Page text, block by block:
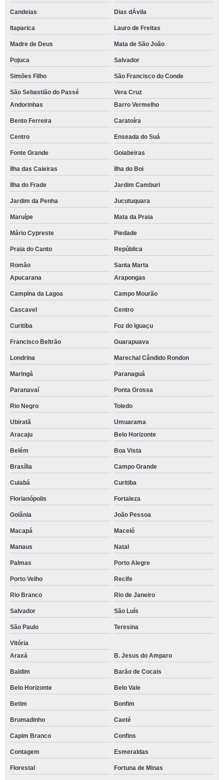
Candeias Dias dÁvila
Itaparica Lauro de Freitas
Madre de Deus Mata de São João
Pojuca Salvador
Simões Filho São Francisco do Conde
São Sebastião do Passé
Vera Cruz
Andorinhas
Barro Vermelho
Bento Ferreira Caratoíra
Centro Enseada do Suá
Fonte Grande Goiabeiras
Ilha das Caieiras Ilha do Boi
Ilha do Frade Jardim Camburi
Jardim da Penha Jucutuquara
Maruípe Mata da Praia
Mário Cypreste Piedade
Praia do Canto República
Romão
Santa Marta
Apucarana
Arapongas
Campina da Lagoa Campo Mourão
Cascavel Centro
Curitiba Foz do Iguaçu
Francisco Beltrão Guarapuava
Londrina Marechal Cândido Rondon
Maringá Paranaguá
Paranavaí Ponta Grossa
Rio Negro Toledo
Ubiratã
Umuarama
Aracaju
Belo Horizonte
Belém Boa Vista
Brasília Campo Grande
Cuiabá Curitiba
Florianópolis Fortaleza
Goiânia João Pessoa
Macapá Maceió
Manaus Natal
Palmas Porto Alegre
Porto Velho Recife
Rio Branco Rio de Janeiro
Salvador São Luís
São Paulo Teresina
Vitória
Araxá
B. Jesus do Amparo
Baldim Barão de Cocais
Belo Horizonte Belo Vale
Betim Bonfim
Brumadinho Caeté
Capim Branco Confins
Contagem Esmeraldas
Florestal Fortuna de Minas